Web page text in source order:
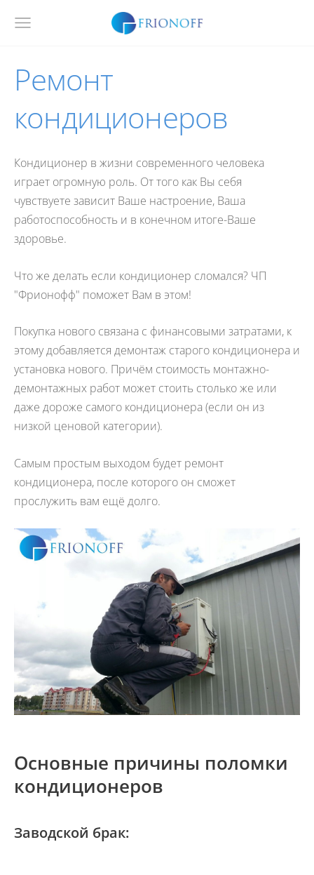
Ремонт
кондиционеров
Кондиционер в жизни современного человека
играет огромную роль. От того как Вы себя
чувствуете зависит Ваше настроение, Ваша
работоспособность и в конечном итоге-Ваше
здоровье.
Что же делать если кондиционер сломался? ЧП
"Фрионофф" поможет Вам в этом!
Покупка нового связана с финансовыми затратами, к
этому добавляется демонтаж старого кондиционера и
установка нового. Причём стоимость монтажно-
демонтажных работ может стоить столько же или
даже дороже самого кондиционера (если он из
низкой ценовой категории).
Самым простым выходом будет ремонт
кондиционера, после которого он сможет
прослужить вам ещё долго.
Основные причины поломки
кондиционеров
Заводской брак: